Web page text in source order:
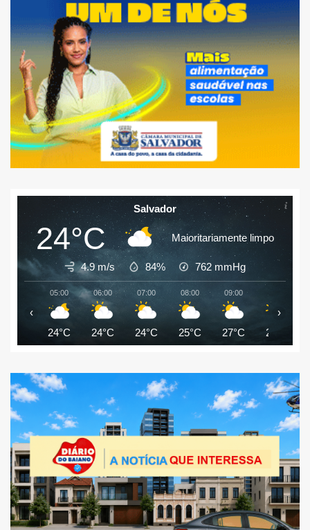
Salvador
24°C Maioritariamente limpo
4.9 m/s 84% 762 mmHg
05:00
24°C
06:00
24°C
07:00
24°C
08:00
25°C
09:00
27°C 28°C
‹ ›